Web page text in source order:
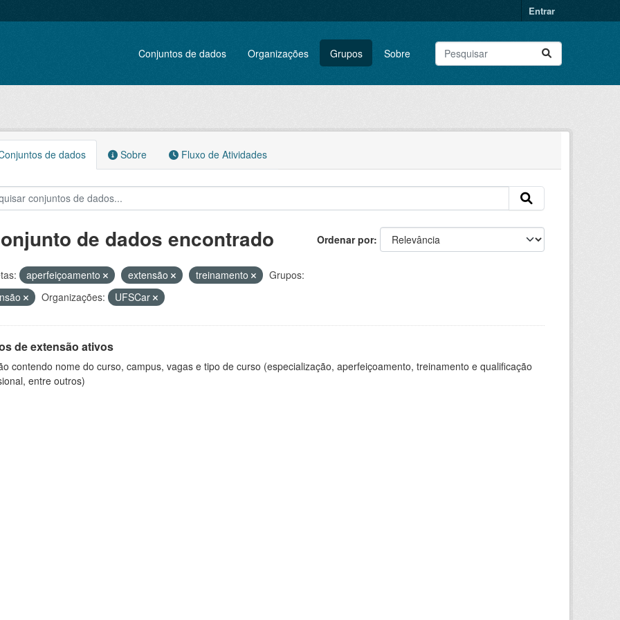
Entrar
Conjuntos de dados Organizações Grupos Sobre
de dados Sobre Fluxo de Atividades
Ordenar por
de dados encontrado
aperfeiçoamento extensão treinamento
Grupos:
Organizações: UFSCar
de extensão ativos
contendo nome do curso, campus, vagas e tipo de curso (especialização, aperfeiçoamento, treinamento e qualificação
entre outros)